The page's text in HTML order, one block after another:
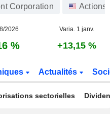
Corporation Actions
2026 Varia. 1 janv.
% +13,15 %
Actualités
sectorielles